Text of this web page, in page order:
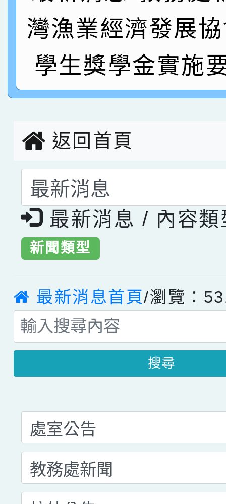
名 指導老師王老師、
園市英語競賽國小朗讀
指導老師林老師
賀！本校參加桃園市中
賽 劉文瑛教師榮獲教
臺灣台語-第二名
賀！本校參與2026世
市賽榮獲科學小創客佳
灣漁業經濟發展
學生獎學金實施
返回首頁
選擇後頁面內容會更
最新消息 / 內容類
新聞類型
最新消息首頁/瀏覽：
搜尋